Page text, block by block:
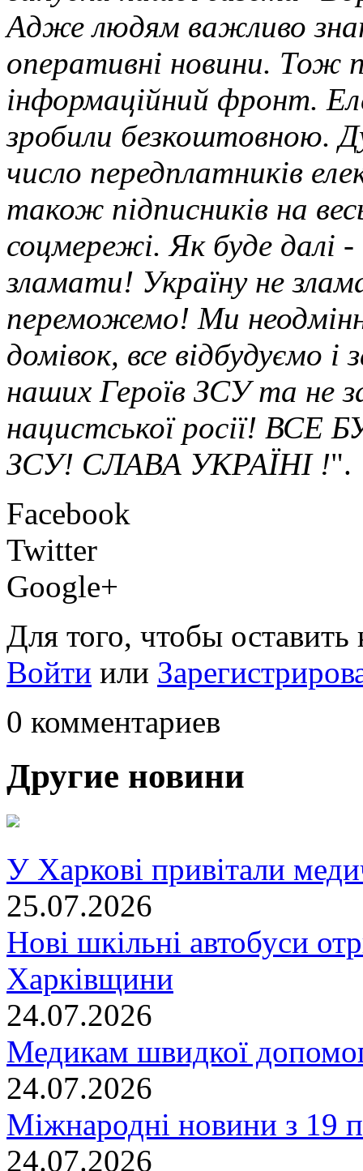
Адже людям важливо
оперативні новини. Тож
інформаційний фронт.
зробили безкоштовною.
число передплатників
також підписників на
соцмережі. Як буде далі
зламати! Україну не
переможемо! Ми
домівок, все
наших Героїв ЗСУ та не
нацистської росії!
ЗСУ! СЛАВА УКРАЇНІ !".
Facebook
Twitter
Google+
Для того, чтобы
Войти или
0 комментариев
Другие новини
У Харкові привітали
25.07.2026
Нові шкільні автобуси
Харківщини
24.07.2026
Медикам швидкої
24.07.2026
Міжнародні новини з 19
24.07.2026